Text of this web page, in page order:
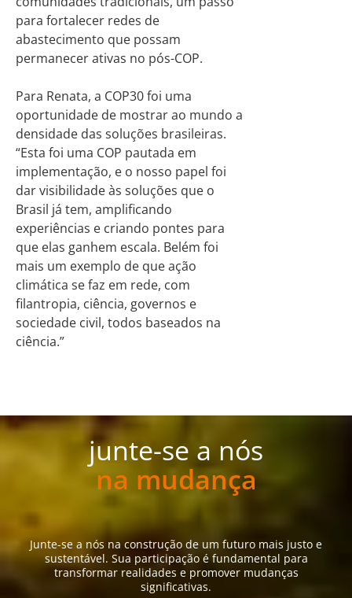
para fortalecer redes de
abastecimento que possam
permanecer ativas no pós-COP.
Para Renata, a COP30 foi uma
oportunidade de mostrar ao mundo a
densidade das soluções brasileiras.
“Esta foi uma COP pautada em
implementação, e o nosso papel foi
dar visibilidade às soluções que o
Brasil já tem, amplificando
experiências e criando pontes para
que elas ganhem escala. Belém foi
mais um exemplo de que ação
climática se faz em rede, com
filantropia, ciência, governos e
sociedade civil, todos baseados na
ciência.”
junte-se a nós
na mudança
Junte-se a nós na construção de um futuro mais justo e
sustentável. Sua participação é fundamental para
transformar realidades e promover mudanças
significativas.